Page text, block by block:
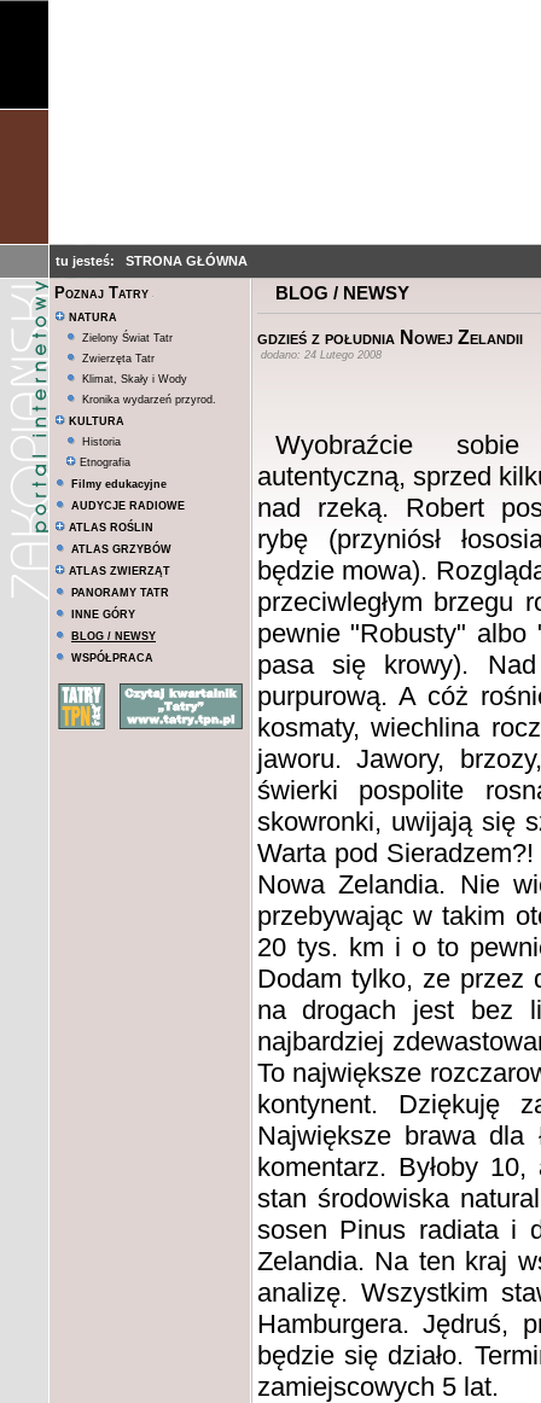
tu jesteś: STRONA GŁÓWNA
Poznaj Tatry
NATURA
Zielony Świat Tatr
Zwierzęta Tatr
Klimat, Skały i Wody
Kronika wydarzeń przyrod.
KULTURA
Historia
Etnografia
Filmy edukacyjne
AUDYCJE RADIOWE
ATLAS ROŚLIN
ATLAS GRZYBÓW
ATLAS ZWIERZĄT
PANORAMY TATR
INNE GÓRY
BLOG / NEWSY
WSPÓŁPRACA
BLOG / NEWSY
gdzieś z południa Nowej Zelandii
dodano: 24 Lutego 2008
Wyobraźcie
autentyczną, sprzed
nad rzeką. Robert
rybę (przyniósł
będzie mowa).
przeciwległym brzegu
pewnie "Robusty" albo
pasa się krowy).
purpurową. A cóż
kosmaty, wiechlina
jaworu. Jawory,
świerki pospolite
skowronki, uwijają się
Warta pod
Nowa Zelandia. Nie
przebywając w takim
20 tys. km i o to
Dodam tylko, ze przez
na drogach jest bez
najbardziej
To największe
kontynent. Dziękuję
Największe brawa dla
komentarz. Byłoby
stan środowiska
sosen Pinus radiata i
Zelandia. Na ten kraj
analizę. Wszystkim
Hamburgera. Jędruś,
będzie się działo.
zamiejscowych 5 lat.